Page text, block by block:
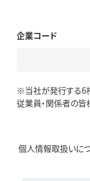
企業コード
※当社が発行する6
従業員・関係者の皆
個人情報取扱いにつ